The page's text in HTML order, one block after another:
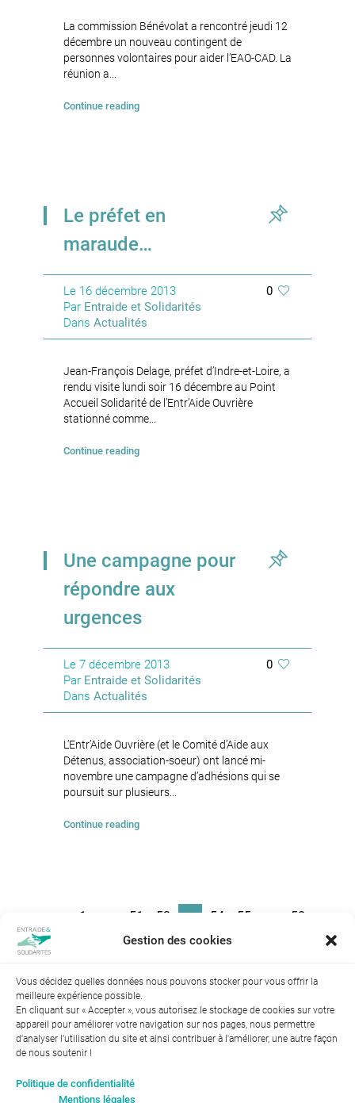
Gestion des cookies
Vous décidez quelles données nous pouvons stocker pour vous offrir la
meilleure expérience possible.
En cliquant sur « Accepter », vous autorisez le stockage de cookies sur votre
appareil pour améliorer votre navigation sur nos pages, nous permettre
d'analyser l’utilisation du site et ainsi contribuer à l'améliorer, une autre façon
de nous soutenir !
Politique de confidentialité
Mentions légales
La commission Bénévolat a rencontré jeudi 12
décembre un nouveau contingent de
personnes volontaires pour aider l’EAO-CAD. La
réunion a...
Continue reading
Le préfet en
maraude…
0
Le 16 décembre 2013
Par Entraide et Solidarités
Dans Actualités
Jean-François Delage, préfet d’Indre-et-Loire, a
rendu visite lundi soir 16 décembre au Point
Accueil Solidarité de l’Entr’Aide Ouvrière
stationné comme...
Continue reading
Une campagne pour
répondre aux
urgences
0
Le 7 décembre 2013
Par Entraide et Solidarités
Dans Actualités
L’Entr’Aide Ouvrière (et le Comité d’Aide aux
Détenus, association-soeur) ont lancé mi-
novembre une campagne d’adhésions qui se
poursuit sur plusieurs...
Continue reading
1 51 52 53 54 55 58
femmes : 94